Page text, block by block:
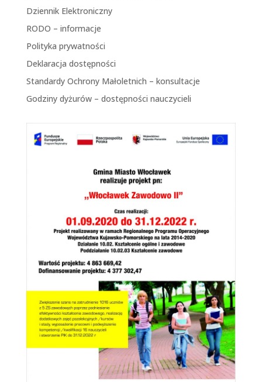
Dziennik Elektroniczny
RODO – informacje
Polityka prywatności
Deklaracja dostępności
Standardy Ochrony Małoletnich – konsultacje
Godziny dyżurów – dostępności nauczycieli